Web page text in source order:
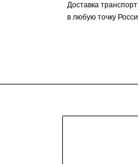
Доставка
в любую точку